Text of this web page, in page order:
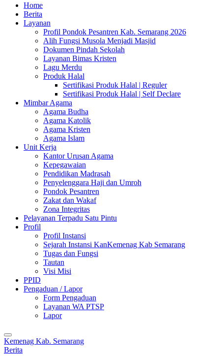
Home
Berita
Layanan
Profil Pondok Pesantren Kab. Semarang 2026
Alih Fungsi Musola Menjadi Masjid
Dokumen Pindah Sekolah
Layanan Bimas Kristen
Lagu Merdu
Produk Halal
Sertifikasi Produk Halal | Reguler
Sertifikasi Produk Halal | Self Declare
Mimbar Agama
Agama Budha
Agama Katolik
Agama Kristen
Agama Islam
Unit Kerja
Kantor Urusan Agama
Kepegawaian
Pendidikan Madrasah
Penyelenggara Haji dan Umroh
Pondok Pesantren
Zakat dan Wakaf
Zona Integritas
Pelayanan Terpadu Satu Pintu
Profil
Profil Instansi
Sejarah Instansi KanKemenag Kab Semarang
Tugas dan Fungsi
Tautan
Visi Misi
PPID
Pengaduan / Lapor
Form Pengaduan
Layanan WA PTSP
Lapor
Kemenag Kab. Semarang
Berita